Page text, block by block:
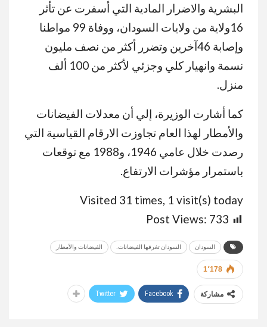
البشرية والاضرار المادية التي أسفرت عن تأثر
16ولاية من ولايات السودان، ووفاة 99 مواطنا
وإصابة 46آخرين وتضرر أكثر من نصف مليون
نسمة وانهيار كلي وجزئي لأكثر من 100 ألف
منزل.
كما أشارت الوزيرة، إلي أن معدلات الفيضانات
والأمطار لهذا العام تجاوزت الارقام القياسية التي
رصدت خلال عامي 1946، و1988 مع توقعات
باستمرار مؤشرات الارتفاع.
Visited 31 times, 1 visit(s) today
Post Views: 733
السودان السودان تغرقها الفيضانات. الفيضانات والأمطار
1٬178
مشاركة Facebook
Twitter